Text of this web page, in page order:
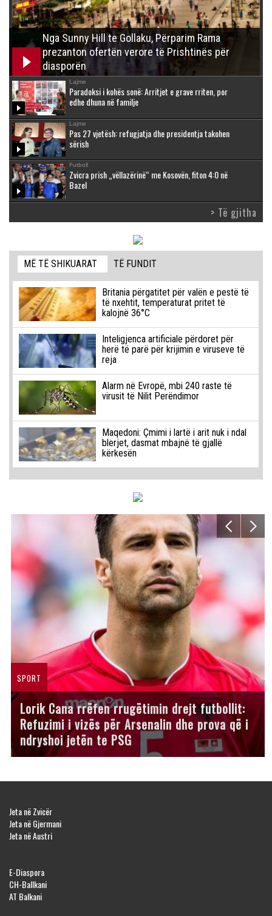
Nga Sunny Hill te Gollaku, Përparim Rama
prezanton ofertën verore të Prishtinës për
diasporën
Lajme
Paradoksi i kohës sonë: Arritjet e grave rriten, por
edhe dhuna në familje
Lajme
Pas 27 vjetësh: refugjatja dhe presidentja takohen
sërish
Futboll
Zvicra prish „vëllazërinë“ me Kosovën, fiton 4:0 në
Bazel
> Të gjitha
MË TË SHIKUARAT TË FUNDIT
Britania përgatitet për valën e pestë të
të nxehtit, temperaturat pritet të
kalojnë 36°C
Inteligjenca artificiale përdoret për
herë të parë për krijimin e viruseve të
reja
Alarm në Evropë, mbi 240 raste të
virusit të Nilit Perëndimor
Maqedoni: Çmimi i lartë i arit nuk i ndal
blerjet, dasmat mbajnë të gjallë
kërkesën
SPORT
Lorik Cana rrëfen rrugëtimin drejt futbollit:
Refuzimi i vizës për Arsenalin dhe prova që i
ndryshoi jetën te PSG
Jeta në Zvicër
Jeta në Gjermani
Jeta në Austri
E-Diaspora
CH-Ballkani
AT Balkani